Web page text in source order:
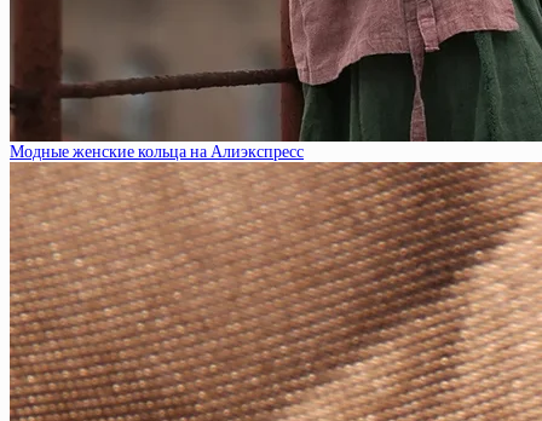
Модные женские кольца на Алиэкспресс